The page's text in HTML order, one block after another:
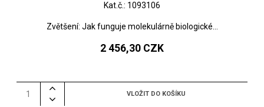
Kat.č.: 1093106
Zvětšení: Jak funguje molekulárně biologické...
2 456,30 CZK